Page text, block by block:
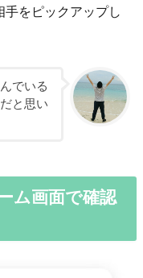
をピックアップし
でいる
と思い
ム画面で確認